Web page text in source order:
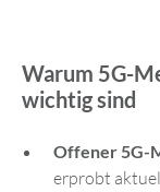
Warum 5G-
wichtig sind
Offener 5G-
erprobt